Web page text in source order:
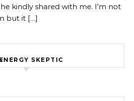
kindly shared with me. I’m not
but it […]
SKEPTIC